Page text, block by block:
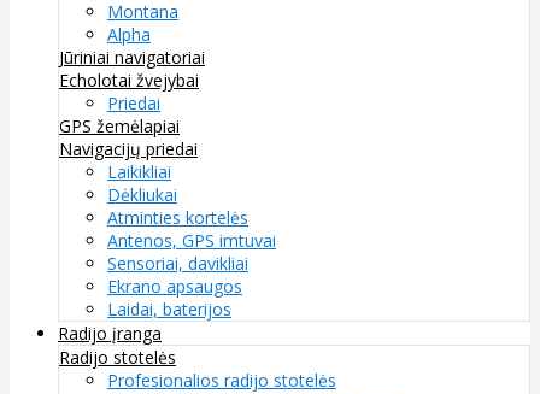
Montana
Alpha
Jūriniai navigatoriai
Echolotai žvejybai
Priedai
GPS žemėlapiai
Navigacijų priedai
Laikikliai
Dėkliukai
Atminties kortelės
Antenos, GPS imtuvai
Sensoriai, davikliai
Ekrano apsaugos
Laidai, baterijos
Radijo įranga
Radijo stotelės
Profesionalios radijo stotelės